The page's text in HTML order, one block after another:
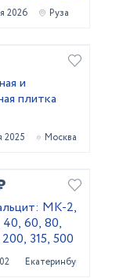
2026 Руза
и
плитка
2025 Москва
МК-2,
40, 60, 80,
315, 500
Екатеринбург